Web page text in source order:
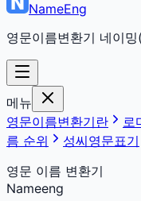
NameEng
영문이름변환기 네이
메뉴
영문이름변환기란
로
름 순위
성씨영문표기
영문 이름 변환기
Nameeng